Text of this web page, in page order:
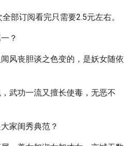
订阅看完只需要2.5元左右。
？
风丧胆谈之色变的，是妖女随依
武功一流又擅长使毒，无恶不
家闺秀典范？